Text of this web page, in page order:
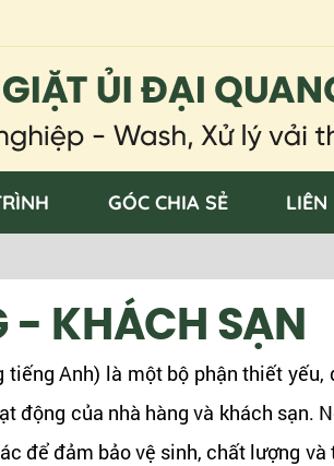
GÓC CHIA SẺ LIÊN
- KHÁCH SẠN
Anh) là một bộ phận thiết
động của nhà hàng và khách sạn.
để đảm bảo vệ sinh, chất lượng